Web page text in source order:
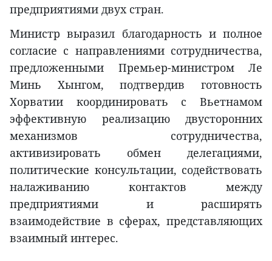
предприятиями двух стран.
Министр выразил благодарность и полное
согласие с направлениями сотрудничества,
предложенными Премьер-министром Ле
Минь Хынгом, подтвердив готовность
Хорватии координировать с Вьетнамом
эффективную реализацию двусторонних
механизмов сотрудничества,
активизировать обмен делегациями,
политические консультации, содействовать
налаживанию контактов между
предприятиями и расширять
взаимодействие в сферах, представляющих
взаимный интерес.